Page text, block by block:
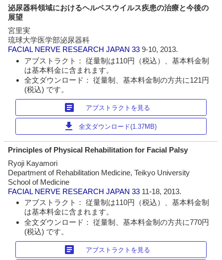
泌尿器科領域におけるヘルペスウイルス疾患の治療と今後の
展望
宮里実
琉球大学医学部泌尿器科
FACIAL NERVE RESEARCH JAPAN 339-10, 2013.
アブストラクト： 従量制は110円（税込）、基本料金制
は基本料金に含まれます。
全文ダウンロード： 従量制、基本料金制の方共に121円
(税込) です。
article アブストラクトを見る
download 全文ダウンロード(1.37MB)
Principles of Physical Rehabilitation for Facial Palsy
Ryoji Kayamori
Department of Rehabilitation Medicine, Teikyo University
School of Medicine
FACIAL NERVE RESEARCH JAPAN 33 11-18, 2013.
アブストラクト： 従量制は110円（税込）、基本料金制
は基本料金に含まれます。
全文ダウンロード： 従量制、基本料金制の方共に770円
(税込) です。
article アブストラクトを見る